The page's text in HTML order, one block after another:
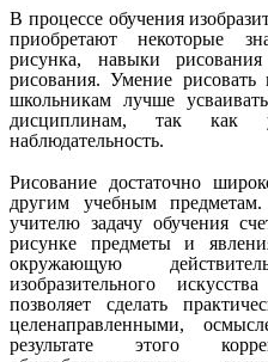
В процессе обучения
приобретают некоторые
рисунка, навыки
рисования. Умение рисовать
школьникам лучше
дисциплинам, так как
наблюдательность.
Рисование достаточно
другим учебным
учителю задачу обучения
рисунке предметы и
окружающую
изобразительного
позволяет сделать
целенаправленными,
результате этого